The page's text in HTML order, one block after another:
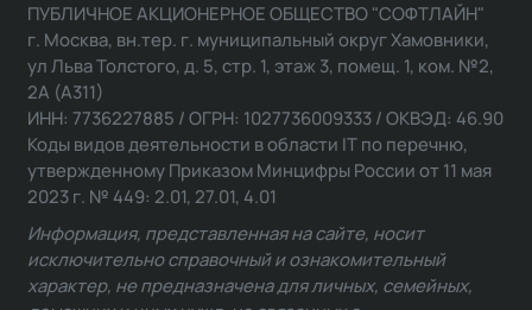
ПУБЛИЧНОЕ АКЦИОНЕРНОЕ ОБЩЕСТВО "СОФТЛАЙН"
г. Москва, вн.тер. г. муниципальный округ Хамовники,
ул Льва Толстого, д. 5, стр. 1, этаж 3, помещ. 1, ком. №2,
2А (А311)
ИНН: 7736227885 / ОГРН: 1027736009333 / ОКВЭД: 46.90
Коды видов деятельности в области IT по перечню,
утвержденному Приказом Минцифры России от 11 мая
2023 г. № 449: 2.01, 27.01, 4.01
Информация, представленная на сайте, носит
исключительно справочный и ознакомительный
характер, не предназначена для личных, семейных,